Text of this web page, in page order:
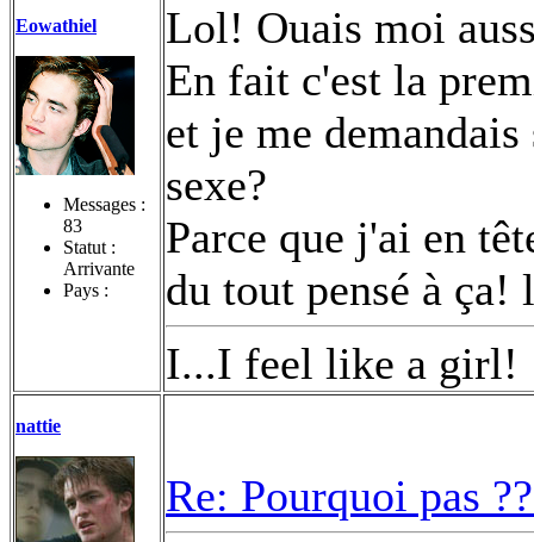
Eowathiel
Messages :
83
Statut :
Arrivante
Pays :
Lol! Ouais moi
En fait c'est la
et je me
sexe?
Parce que j'ai en
du tout pensé à ça!
I...I feel like a girl!
nattie
Re: Pourquoi pas